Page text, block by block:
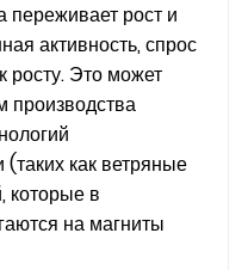
переживает рост и
активность, спрос
росту. Это может
производства
как ветряные
которые в
на магниты